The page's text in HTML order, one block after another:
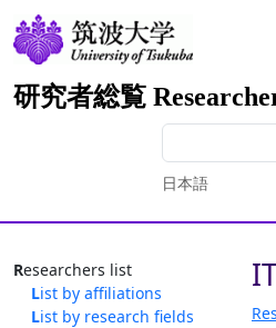
研究者総覧
日本語
Researchers list
List by affiliations
List by research fields